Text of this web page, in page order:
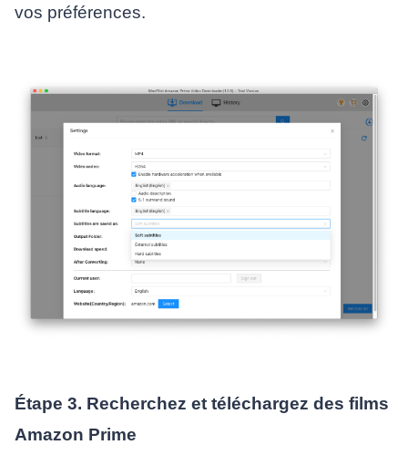
vos préférences.
Étape 3. Recherchez et téléchargez des films
Amazon Prime